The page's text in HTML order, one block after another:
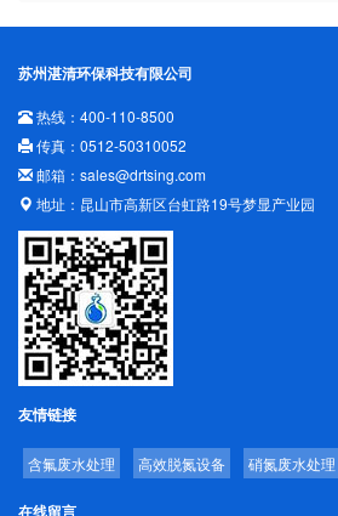
苏州湛清环保科技有限公司
热线：400-110-8500
传真：0512-50310052
邮箱：sales@drtsing.com
地址：昆山市高新区台虹路19号梦显产业园
友情链接
含氟废水处理 高效脱氮设备 硝氮废水处理
在线留言